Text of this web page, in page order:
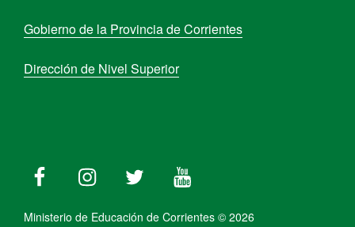
Gobierno de la Provincia de Corrientes
Dirección de Nivel Superior
Ministerio de Educación de Corrientes © 2026